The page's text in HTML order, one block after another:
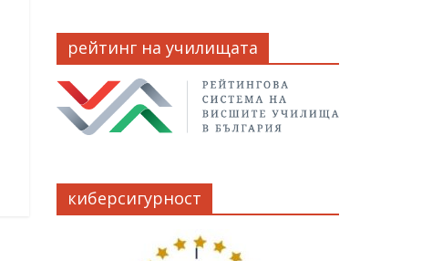
рейтинг на училищата
киберсигурност